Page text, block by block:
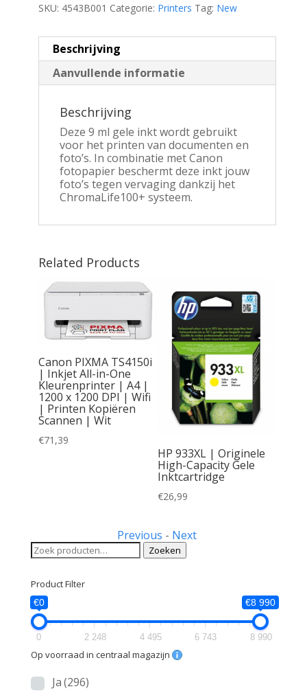
SKU: 4543B001 Categorie: Printers Tag: New
Beschrijving
Aanvullende informatie
Beschrijving
Deze 9 ml gele inkt wordt gebruikt
voor het printen van documenten en
foto’s. In combinatie met Canon
fotopapier beschermt deze inkt jouw
foto’s tegen vervaging dankzij het
ChromaLife100+ systeem.
Related Products
Canon PIXMA TS4150i
| Inkjet All-in-One
Kleurenprinter | A4 |
1200 x 1200 DPI | Wifi
| Printen Kopiëren
Scannen | Wit
€71,39
HP 933XL | Originele
High-Capacity Gele
Inktcartridge
€26,99
Previous - Next
Zoeken
naar:
Zoeken
Product Filter
€0 €8 990
0 2 248 4 495 6 743 8 990
Op voorraad in centraal magazijn
Ja(296)